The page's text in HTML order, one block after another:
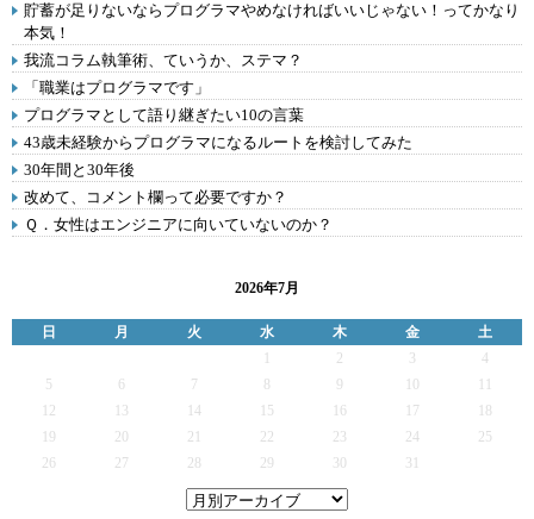
貯蓄が足りないならプログラマやめなければいいじゃない！ってかなり
本気！
我流コラム執筆術、ていうか、ステマ？
「職業はプログラマです」
プログラマとして語り継ぎたい10の言葉
43歳未経験からプログラマになるルートを検討してみた
30年間と30年後
改めて、コメント欄って必要ですか？
Ｑ．女性はエンジニアに向いていないのか？
2026年7月
日 月 火 水 木 金
土
2 3
4
5
6 7 9
12
13 14 15 16 17
19
20 21 22 23 24
25
26
27 28 29 30 31